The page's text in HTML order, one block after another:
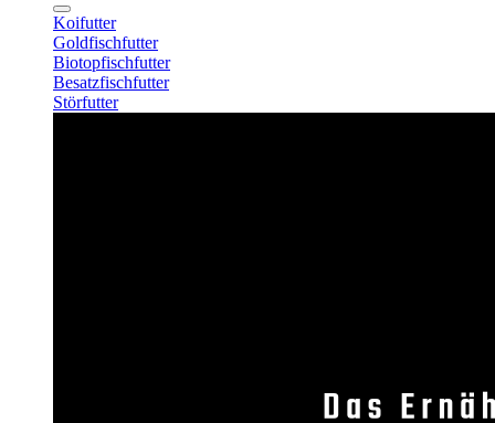
Koifutter
Goldfischfutter
Biotopfischfutter
Besatzfischfutter
Störfutter